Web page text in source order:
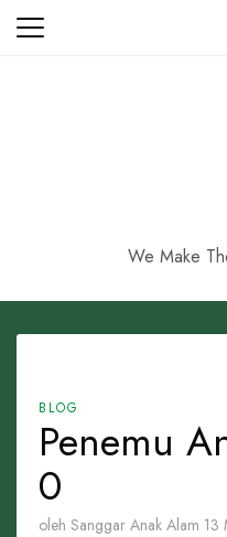
Skip
We Make
BLOG
Penemu
0
oleh Sanggar Anak Alam 13